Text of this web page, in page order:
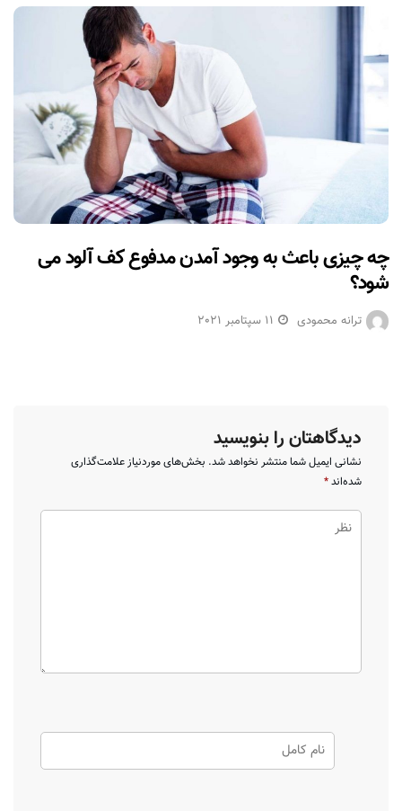
چه چیزی باعث به وجود آمدن مدفوع کف آلود می
شود؟
ترانه محمودی 11 سپتامبر 2021
دیدگاهتان را بنویسید
نشانی ایمیل شما منتشر نخواهد شد. بخش‌های موردنیاز علامت‌گذاری
شده‌اند*